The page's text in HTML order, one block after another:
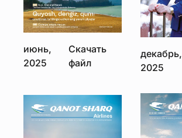
июнь,
2025
Скачать
файл
декабрь,
2025